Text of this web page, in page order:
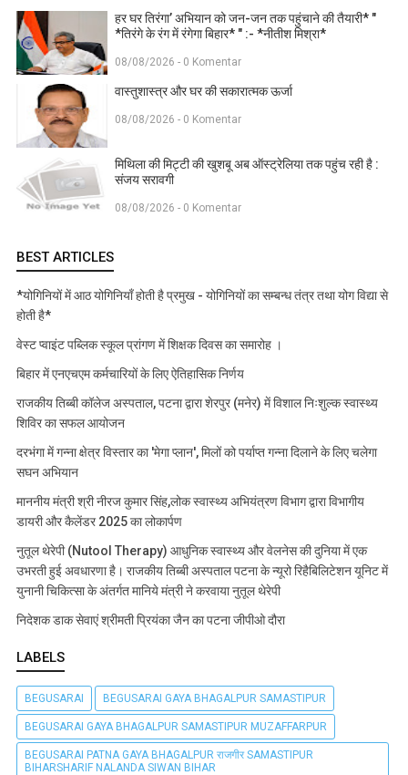
हर घर तिरंगा’ अभियान को जन-जन तक पहुंचाने की तैयारी* "
*तिरंगे के रंग में रंगेगा बिहार* " :- *नीतीश मिश्रा*
08/08/2026 - 0 Komentar
वास्तुशास्त्र और घर की सकारात्मक ऊर्जा
08/08/2026 - 0 Komentar
मिथिला की मिट्टी की खुशबू अब ऑस्ट्रेलिया तक पहुंच रही है :
संजय सरावगी
08/08/2026 - 0 Komentar
BEST ARTICLES
*योगिनियों में आठ योगिनियाँ होती है प्रमुख - योगिनियों का सम्बन्ध तंत्र तथा योग विद्या से
होती है*
वेस्ट प्वाइंट पब्लिक स्कूल प्रांगण में शिक्षक दिवस का समारोह ।
बिहार में एनएचएम कर्मचारियों के लिए ऐतिहासिक निर्णय
राजकीय तिब्बी कॉलेज अस्पताल, पटना द्वारा शेरपुर (मनेर) में विशाल निःशुल्क स्वास्थ्य
शिविर का सफल आयोजन
दरभंगा में गन्ना क्षेत्र विस्तार का 'मेगा प्लान', मिलों को पर्याप्त गन्ना दिलाने के लिए चलेगा
सघन अभियान
माननीय मंत्री श्री नीरज कुमार सिंह,लोक स्वास्थ्य अभियंत्रण विभाग द्वारा विभागीय
डायरी और कैलेंडर 2025 का लोकार्पण
नुतूल थेरेपी (Nutool Therapy) आधुनिक स्वास्थ्य और वेलनेस की दुनिया में एक
उभरती हुई अवधारणा है। राजकीय तिब्बी अस्पताल पटना के न्यूरो रिहैबिलिटेशन यूनिट में
युनानी चिकित्सा के अंतर्गत मानिये मंत्री ने करवाया नुतूल थेरेपी
निदेशक डाक सेवाएं श्रीमती प्रियंका जैन का पटना जीपीओ दौरा
LABELS
BEGUSARAI BEGUSARAI GAYA BHAGALPUR SAMASTIPUR
BEGUSARAI GAYA BHAGALPUR SAMASTIPUR MUZAFFARPUR
BEGUSARAI PATNA GAYA BHAGALPUR राजगीर SAMASTIPUR
BIHARSHARIF NALANDA SIWAN BIHAR